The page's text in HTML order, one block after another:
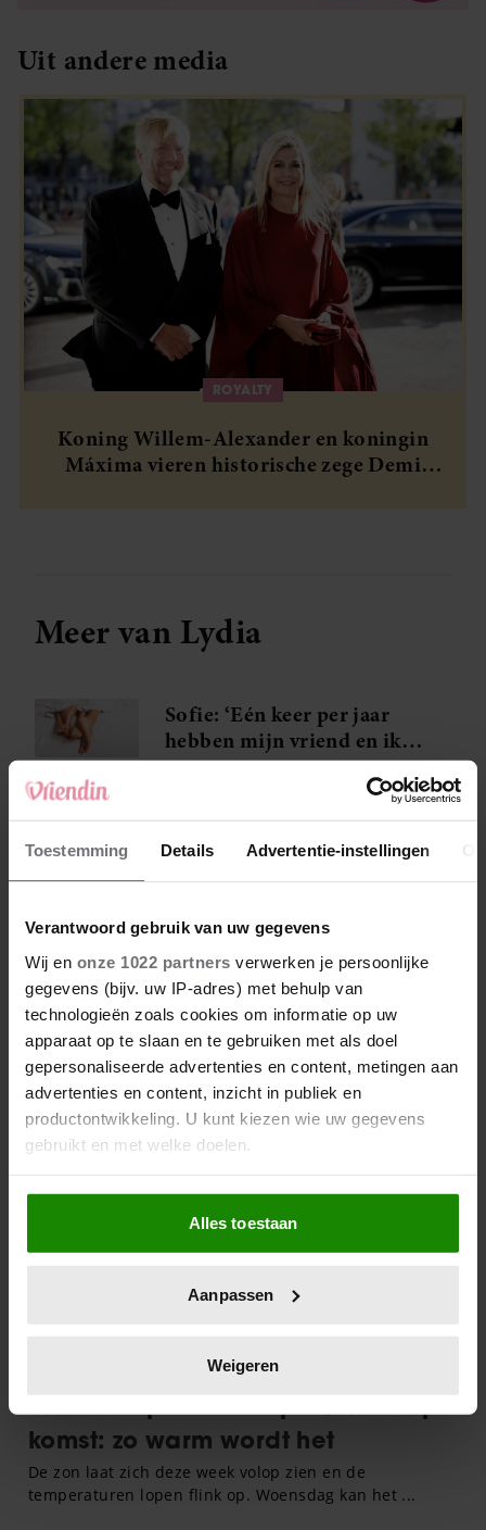
Toestemming Details Advertentie-instellingen
Verantwoord gebruik van uw gegevens
Wij en onze 1022 partners verwerken je persoonlijke
gegevens (bijv. uw IP-adres) met behulp van
technologieën zoals cookies om informatie op uw
apparaat op te slaan en te gebruiken met als doel
gepersonaliseerde advertenties en content, metingen aan
advertenties en content, inzicht in publiek en
productontwikkeling. U kunt kiezen wie uw gegevens
gebruikt en met welke doelen.
Als u het toestaat, willen we ook graag:
Informatie verzamelen over uw geografische
locatie, die tot een paar meter nauwkeurig kan zijn
scannen op specifieke eigenschappen (fingerprinting)
verwerkt en stel uw voorkeuren in het
intrekken in de Cookieverklaring.
We gebruiken cookies om content en advertenties te
personaliseren, om functies voor social media te bieden
Alles toestaan
Aanpassen
Weigeren
Uit andere media
ROYALTY
Koning Willem-Alexander en koningin
Máxima vieren historische zege Demi
Meer van Lydia
Sofie: ‘Eén keer per jaar
hebben mijn vriend en ik
een date met een andere
begon fantastisch… maar
eindigde met een zaag’
Deze vrouwen maakten
ontrouw mee, maar
leerden ervan: ‘Ik weet nu:
dit kan iedereen
overkomen’